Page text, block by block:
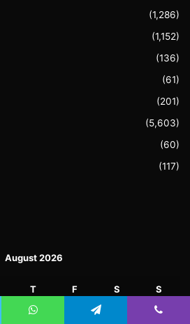
(1,286)
(1,152)
(136)
(61)
(201)
(5,603)
(60)
(117)
August 2026
T F S S
2